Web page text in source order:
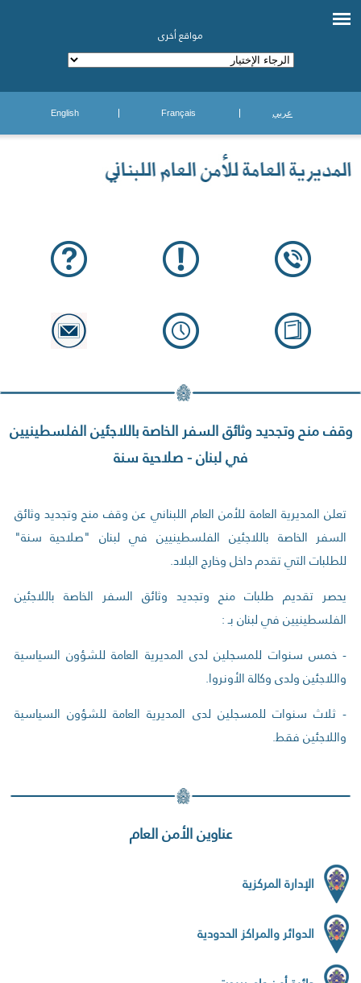
مواقع أخرى
عربي Français
English
وقف منح وتجديد وثائق السفر الخاصة باللاجئين الفلسطينيين
في لبنان - صلاحية سنة
تعلن المديرية العامة للأمن العام اللبناني عن وقف منح وتجديد وثائق
السفر الخاصة باللاجئين الفلسطينيين في لبنان "صلاحية سنة"
للطلبات التي تقدم داخل وخارج البلاد.
يحصر تقديم طلبات منح وتجديد وثائق السفر الخاصة باللاجئين
الفلسطينيين في لبنان بـ :
- خمس سنوات للمسجلين لدى المديرية العامة للشؤون السياسية
واللاجئين ولدى وكالة الأونروا.
- ثلاث سنوات للمسجلين لدى المديرية العامة للشؤون السياسية
واللاجئين فقط.
عناوين الأمن العام
الإدارة المركزية
الدوائر والمراكز الحدودية